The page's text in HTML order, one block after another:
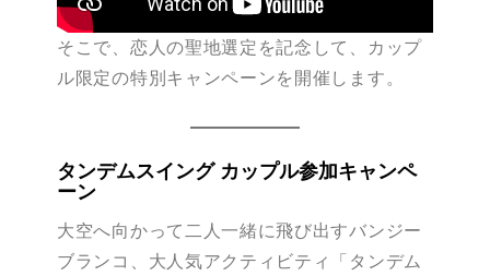
そこで、恋人の聖地選定を記念して、カップ
ル限定の特別キャンペーンを開催します。
タンデムスイング カップル参加キャンペ
ーン
大空へ向かって二人一緒に飛び出すバンジー
ブランコ、大人気アクティビティ「タンデム